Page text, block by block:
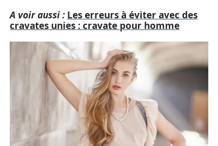
A voir aussi : Les erreurs à éviter avec des
cravates unies : cravate pour homme